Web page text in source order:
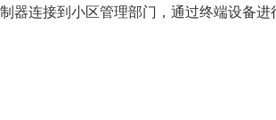
器连接到小区管理部门，通过终端设备进